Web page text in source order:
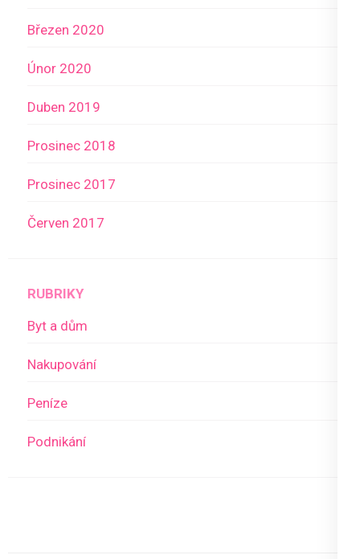
Březen 2020
Únor 2020
Duben 2019
Prosinec 2018
Prosinec 2017
Červen 2017
RUBRIKY
Byt a dům
Nakupování
Peníze
Podnikání